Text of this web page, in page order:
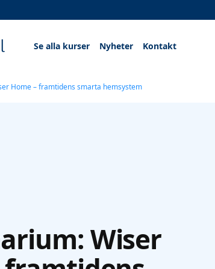
Se alla kurser Nyheter Kontakt
Home – framtidens smarta hemsystem
Wiser